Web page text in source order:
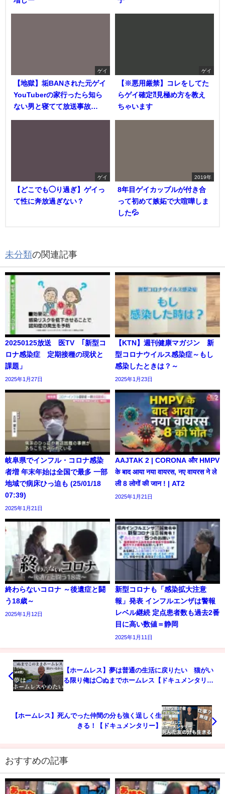
ゲイ
【地獄】垢BANされた元ゲイ
YouTuberの家行ったら知ら
ない男と寝てて放送事故…
ゲイ
【※悪用厳禁】コレをしてた
らゲイ確定⁈見極め方を教え
ちゃいます
ゲイ
【どこでも◯り過ぎ】ゲイっ
て性に奔放過ぎない？
2019年
8年目ゲイカップルが付き合
って初めて嫉妬で大喧嘩しま
した💦
未分類の関連記事
20250125放送 医TV ｢新型コ
ロナ感染症 定期接種の現状と
課題」
2025年1月27日
【KTN】週刊健康マガジン 新
型コロナウイルス感染症～もし
感染したときは？～
2025年1月23日
岐阜県でインフル・コロナ感染
者増 年末年始は全国で最多 一部
地域で病床ひっ迫も (25/01/18
07:39)
2025年1月21日
AAJTAK 2 | CORONA और HMPV
के बाद आया नया वायरस, नए वायरस ने ले
ली 8 लोगों की जान ! | AT2
2025年1月21日
終わらないコロナ ～後遺症と闘
う18歳～
2025年1月12日
新型コロナも「感染拡大注意
報」発表 インフルエンザは警報
レベル継続 定点患者数も過去2番
目に高い数値＝静岡
2025年1月11日
【ホームレス】夢は普通の生活に戻りたい 猫がい
る限り俺は◯ぬまでホームレス【ドキュメンタリ
【ホームレス】死んでった仲間の分も強く逞しく生
きる！【ドキュメンタリー】
おすすめの記事